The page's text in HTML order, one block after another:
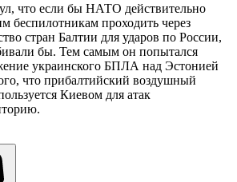
что если бы НАТО действительно
беспилотникам проходить через
стран Балтии для ударов по России,
бы. Тем самым он попытался
украинского БПЛА над Эстонией
что прибалтийский воздушный
Киевом для атак